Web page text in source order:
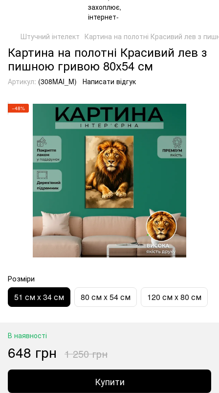
Штучний інтелект Картина на полотні Красивий лев з
Картина на полотні Красивий лев з
пишною гривою 80x54 см
Артикул: (308MAI_M) Написати відгук
−48%
Розміри
51 см x 34 см 80 см x 54 см 120 см x 80 см
В наявності
648 грн 1 250 грн
Купити